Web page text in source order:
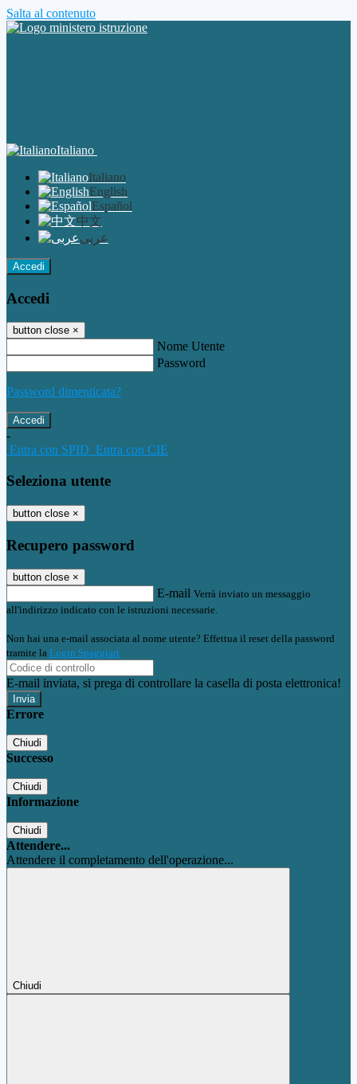
Salta al contenuto
Italiano
Italiano
English
Español
中文
عربى
Accedi
Accedi
button close ×
Nome Utente
Password
Password dimenticata?
-
Entra con SPID Entra con CIE
Seleziona utente
button close ×
Recupero password
button close ×
E-mail Verrà inviato un messaggio
all'indirizzo indicato con le istruzioni necessarie.
Non hai una e-mail associata al nome utente? Effettua il reset della password
tramite la Login Spaggiari
E-mail inviata, si prega di controllare la casella di posta elettronica!
Errore
Chiudi
Successo
Chiudi
Informazione
Chiudi
Attendere...
Attendere il completamento dell'operazione...
Chiudi